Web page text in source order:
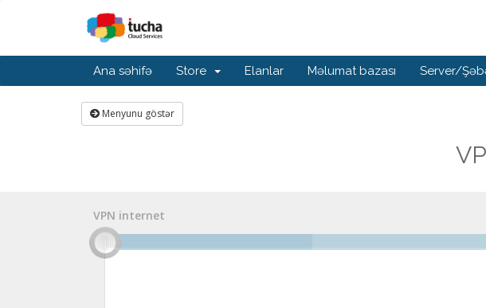
Ana səhifə Store Elanlar Məlumat bazası Server/
Menyunu göstər
VPN internet